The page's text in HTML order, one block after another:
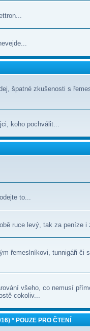
špatné zkušenosti s
koho pochválit...
to...
ruce levý, tak za peníze i
řemeslníkovi, tunnigáři či
všeho, co nemusí
cokoliv...
* POUZE PRO ČTENÍ